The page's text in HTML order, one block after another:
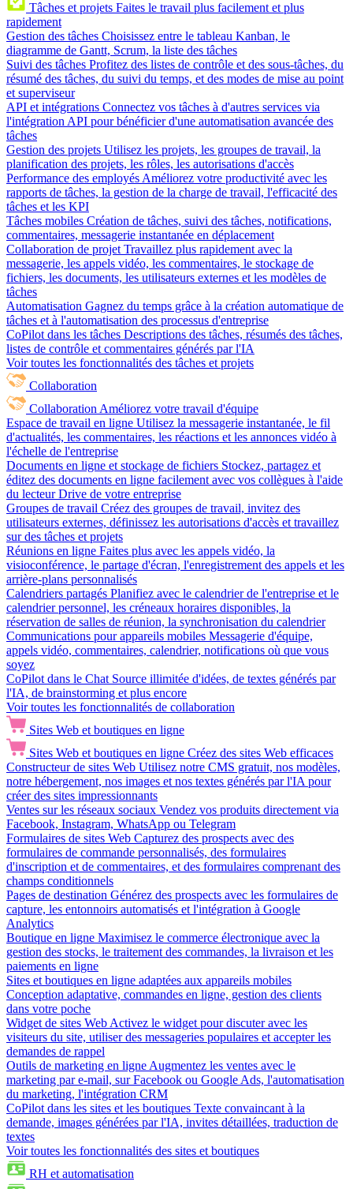
Tâches et projets Faites le travail plus facilement et plus
rapidement
Gestion des tâches Choisissez entre le tableau Kanban, le
diagramme de Gantt, Scrum, la liste des tâches
Suivi des tâches Profitez des listes de contrôle et des sous-tâches, du
résumé des tâches, du suivi du temps, et des modes de mise au point
et superviseur
API et intégrations Connectez vos tâches à d'autres services via
l'intégration API pour bénéficier d'une automatisation avancée des
tâches
Gestion des projets Utilisez les projets, les groupes de travail, la
planification des projets, les rôles, les autorisations d'accès
Performance des employés Améliorez votre productivité avec les
rapports de tâches, la gestion de la charge de travail, l'efficacité des
tâches et les KPI
Tâches mobiles Création de tâches, suivi des tâches, notifications,
commentaires, messagerie instantanée en déplacement
Collaboration de projet Travaillez plus rapidement avec la
messagerie, les appels vidéo, les commentaires, le stockage de
fichiers, les documents, les utilisateurs externes et les modèles de
tâches
Automatisation Gagnez du temps grâce à la création automatique de
tâches et à l'automatisation des processus d'entreprise
CoPilot dans les tâches Descriptions des tâches, résumés des tâches,
listes de contrôle et commentaires générés par l'IA
Voir toutes les fonctionnalités des tâches et projets
Collaboration
Collaboration Améliorez votre travail d'équipe
Espace de travail en ligne Utilisez la messagerie instantanée, le fil
d'actualités, les commentaires, les réactions et les annonces vidéo à
l'échelle de l'entreprise
Documents en ligne et stockage de fichiers Stockez, partagez et
éditez des documents en ligne facilement avec vos collègues à l'aide
du lecteur Drive de votre entreprise
Groupes de travail Créez des groupes de travail, invitez des
utilisateurs externes, définissez les autorisations d'accès et travaillez
sur des tâches et projets
Réunions en ligne Faites plus avec les appels vidéo, la
visioconférence, le partage d'écran, l'enregistrement des appels et les
arrière-plans personnalisés
Calendriers partagés Planifiez avec le calendrier de l'entreprise et le
calendrier personnel, les créneaux horaires disponibles, la
réservation de salles de réunion, la synchronisation du calendrier
Communications pour appareils mobiles Messagerie d'équipe,
appels vidéo, commentaires, calendrier, notifications où que vous
soyez
CoPilot dans le Chat Source illimitée d'idées, de textes générés par
l'IA, de brainstorming et plus encore
Voir toutes les fonctionnalités de collaboration
Sites Web et boutiques en ligne
Sites Web et boutiques en ligne Créez des sites Web efficaces
Constructeur de sites Web Utilisez notre CMS gratuit, nos modèles,
notre hébergement, nos images et nos textes générés par l'IA pour
créer des sites impressionnants
Ventes sur les réseaux sociaux Vendez vos produits directement via
Facebook, Instagram, WhatsApp ou Telegram
Formulaires de sites Web Capturez des prospects avec des
formulaires de commande personnalisés, des formulaires
d'inscription et de commentaires, et des formulaires comprenant des
champs conditionnels
Pages de destination Générez des prospects avec les formulaires de
capture, les entonnoirs automatisés et l'intégration à Google
Analytics
Boutique en ligne Maximisez le commerce électronique avec la
gestion des stocks, le traitement des commandes, la livraison et les
paiements en ligne
Sites et boutiques en ligne adaptées aux appareils mobiles
Conception adaptative, commandes en ligne, gestion des clients
dans votre poche
Widget de sites Web Activez le widget pour discuter avec les
visiteurs du site, utiliser des messageries populaires et accepter les
demandes de rappel
Outils de marketing en ligne Augmentez les ventes avec le
marketing par e-mail, sur Facebook ou Google Ads, l'automatisation
du marketing, l'intégration CRM
CoPilot dans les sites et les boutiques Texte convaincant à la
demande, images générées par l'IA, invites détaillées, traduction de
textes
Voir toutes les fonctionnalités des sites et boutiques
RH et automatisation